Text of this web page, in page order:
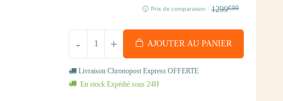
Prix de comparaison : 1299€99
+
- AJOUTER AU PANIER
Livraison Chronopost Express OFFERTE
En stock Expédié sous 24H